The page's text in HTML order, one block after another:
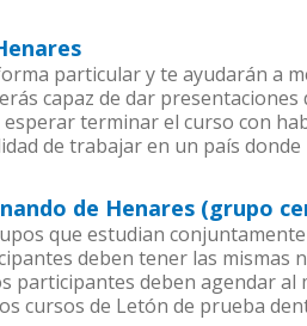
particular y te ayudarán a
capaz de dar
terminar el curso con
de trabajar en un país
de Henares (grupo
que estudian
deben tener las mismas
participantes deben agendar
cursos de Letón de prueba